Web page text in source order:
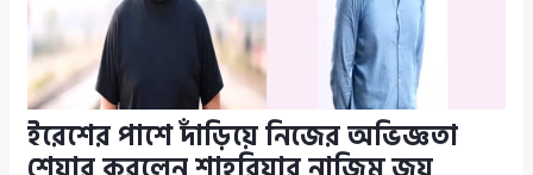
ইরেশের পাশে দাঁড়িয়ে নিজের অভিজ্ঞতা